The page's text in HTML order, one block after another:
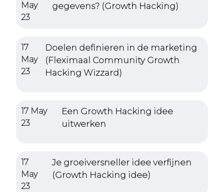
May
23
gegevens? (Growth Hacking)
17
May
23
Doelen definieren in de marketing
(Fleximaal Community Growth
Hacking Wizzard)
17 May
23
Een Growth Hacking idee
uitwerken
17
May
23
Je groeiversneller idee verfijnen
(Growth Hacking idee)